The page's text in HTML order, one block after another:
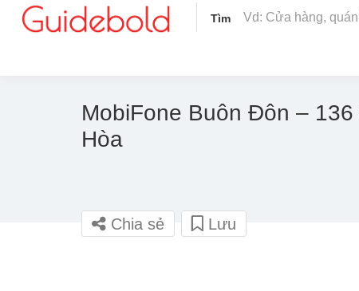
Tìm
MobiFone Buôn Đôn –
Hòa
Chia sẻ Lưu